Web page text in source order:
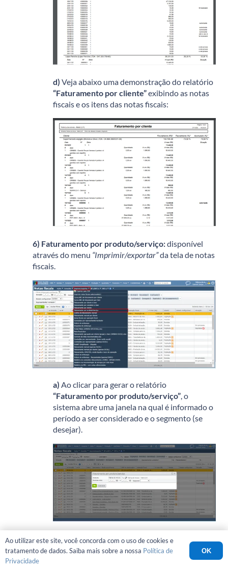
d) Veja abaixo uma demonstração do relatório
“Faturamento por cliente”exibindo as notas
fiscais e os itens das notas fiscais:
6) Faturamento por produto/serviço:disponível
através do menu “Imprimir/exportar”da tela de notas
fiscais.
a) Ao clicar para gerar o relatório
“Faturamento por produto/serviço”, o
sistema abre uma janela na qual é informado o
período a ser considerado e o segmento (se
desejar).
b)Veja abaixo uma demonstração do relatório
“Faturamento por produto/serviço”
Ao utilizar este site, você concorda com o uso de cookies e
tratamento de dados. Saiba mais sobre a nossa Política de
Privacidade
OK